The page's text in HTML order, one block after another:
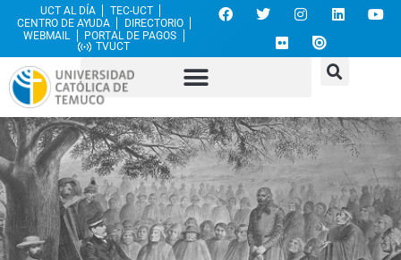
UCT AL DÍA
TEC-UCT
CENTRO DE AYUDA
DIRECTORIO
WEBMAIL
PORTAL DE PAGOS
TVUCT